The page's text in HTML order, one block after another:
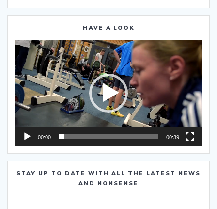
HAVE A LOOK
Video-
Player
00:00 00:39
STAY UP TO DATE WITH ALL THE LATEST NEWS
AND NONSENSE